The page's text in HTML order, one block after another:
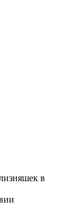
в